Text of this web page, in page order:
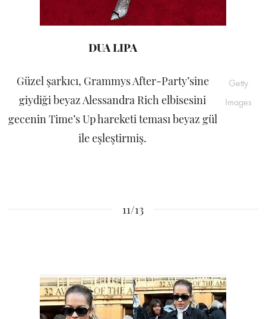
DUA LIPA
Güzel şarkıcı, Grammys After-Party’sine
giydiği beyaz Alessandra Rich elbisesini
gecenin Time’s Up hareketi teması beyaz gül
ile eşleştirmiş.
Getty
Images
11/13